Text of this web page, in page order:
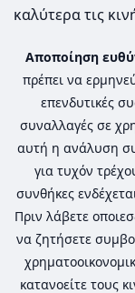
καλύτερα τις
Αποποίηση
πρέπει να
επενδυτικές
συναλλαγές σε
αυτή η ανάλυση
για τυχόν
συνθήκες
Πριν λάβετε
να ζητήσετε
κατανοείτε τους